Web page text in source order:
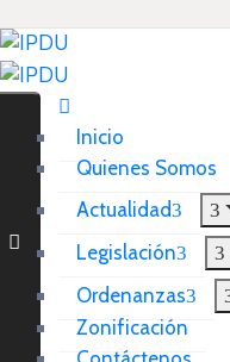
Inicio
Quienes Somos
Actualidad
Legislación
Ordenanzas
Zonificación